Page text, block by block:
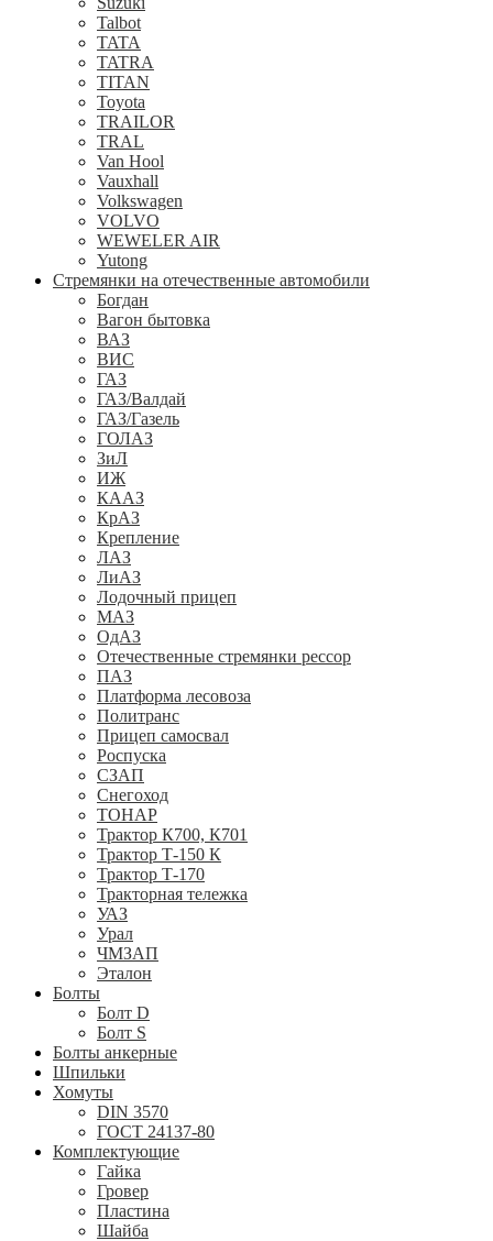
Talbot
TATA
TATRA
TITAN
Toyota
TRAILOR
TRAL
Van Hool
Vauxhall
Volkswagen
VOLVO
WEWELER AIR
Yutong
Стремянки на отечественные автомобили
Богдан
Вагон бытовка
ВАЗ
ВИС
ГАЗ
ГАЗ/Валдай
ГАЗ/Газель
ГОЛАЗ
ЗиЛ
ИЖ
КААЗ
КрАЗ
Крепление
ЛАЗ
ЛиАЗ
Лодочный прицеп
МАЗ
ОдАЗ
Отечественные стремянки рессор
ПАЗ
Платформа лесовоза
Политранс
Прицеп самосвал
Роспуска
СЗАП
Снегоход
ТОНАР
Трактор К700, К701
Трактор Т-150 К
Трактор Т-170
Тракторная тележка
УАЗ
Урал
ЧМЗАП
Эталон
Болты
Болт D
Болт S
Болты анкерные
Шпильки
Хомуты
DIN 3570
ГОСТ 24137-80
Комплектующие
Гайка
Гровер
Пластина
Шайба